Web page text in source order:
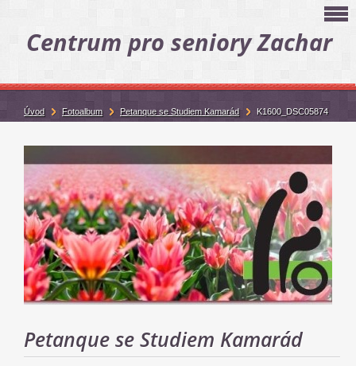
Centrum pro seniory Zachar
Petanque se Studiem Kamarád
Úvod Fotoalbum Petanque se Studiem Kamarád K1600_DSC05874